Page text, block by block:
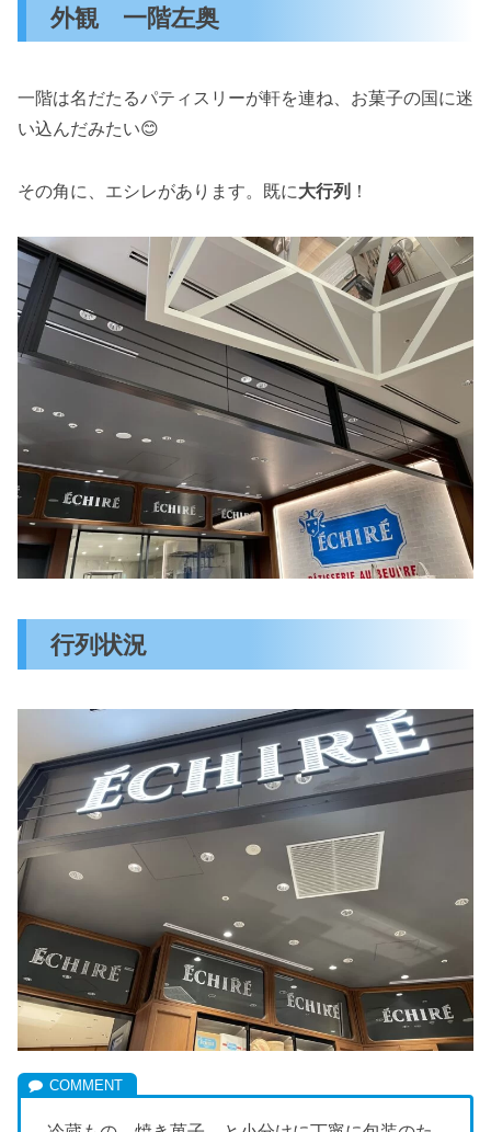
外観 一階左奥
一階は名だたるパティスリーが軒を連ね、お菓子の国に迷
い込んだみたい😊
その角に、エシレがあります。既に大行列 ！
行列状況